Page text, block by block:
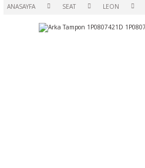
ANASAYFA SEAT LEON